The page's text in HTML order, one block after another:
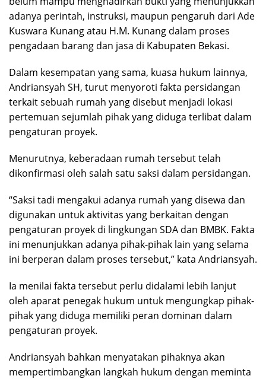
adanya perintah, instruksi, maupun pengaruh dari Ade
Kuswara Kunang atau H.M. Kunang dalam proses
pengadaan barang dan jasa di Kabupaten Bekasi.
Dalam kesempatan yang sama, kuasa hukum lainnya,
Andriansyah SH, turut menyoroti fakta persidangan
terkait sebuah rumah yang disebut menjadi lokasi
pertemuan sejumlah pihak yang diduga terlibat dalam
pengaturan proyek.
Menurutnya, keberadaan rumah tersebut telah
dikonfirmasi oleh salah satu saksi dalam persidangan.
“Saksi tadi mengakui adanya rumah yang disewa dan
digunakan untuk aktivitas yang berkaitan dengan
pengaturan proyek di lingkungan SDA dan BMBK. Fakta
ini menunjukkan adanya pihak-pihak lain yang selama
ini berperan dalam proses tersebut,” kata Andriansyah.
Ia menilai fakta tersebut perlu didalami lebih lanjut
oleh aparat penegak hukum untuk mengungkap pihak-
pihak yang diduga memiliki peran dominan dalam
pengaturan proyek.
Andriansyah bahkan menyatakan pihaknya akan
mempertimbangkan langkah hukum dengan meminta